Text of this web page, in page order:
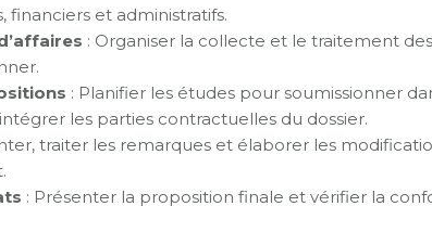
financiers et administratifs.
: Organiser la collecte et le traitement
: Planifier les études pour soumissionner
les parties contractuelles du dossier.
traiter les remarques et élaborer les
: Présenter la proposition finale et vérifier la